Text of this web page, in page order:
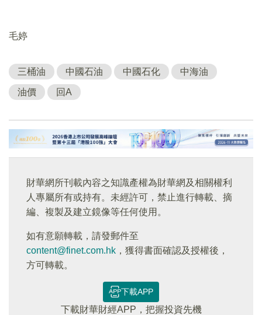
毛婷
三桶油 中國石油 中國石化 中海油
油價 回A
財華網所刊載內容之知識產權為財華網及相關權利
人專屬所有或持有。未經許可，禁止進行轉載、摘
編、複製及建立鏡像等任何使用。
如有意願轉載，請發郵件至
content@finet.com.hk ，獲得書面確認及授權後，
方可轉載。
下載APP
下載財華財經APP，把握投資先機